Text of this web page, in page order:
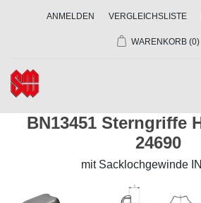
ANMELDEN VERGLEICHSLISTE
WARENKORB (0)
BN13451 Sterngriffe
24690
mit Sacklochgewinde